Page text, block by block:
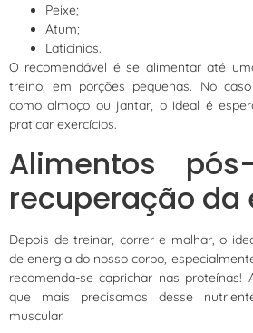
Peixe;
Atum;
Laticínios.
O recomendável é se alimentar até
treino, em porções pequenas. No
como almoço ou jantar, o ideal é
praticar exercícios.
Alimentos
recuperação da
Depois de treinar, correr e malhar, o
de energia do nosso corpo,
recomenda-se caprichar nas
que mais precisamos desse
muscular.